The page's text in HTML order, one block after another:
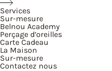
Services
Sur-mesure
Belnou Academy
Perçage d’oreilles
Carte Cadeau
La Maison
Sur-mesure
Contactez nous